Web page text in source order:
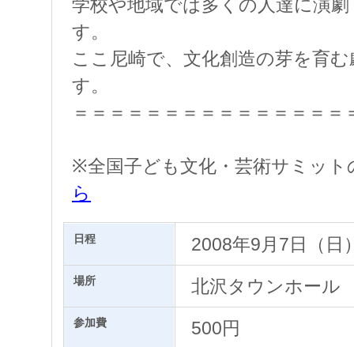
学校や地域では多くの人達に演
す。
ここ尼崎で、文化創造の芽を育
す。
＝＝＝＝＝＝＝＝＝＝＝＝＝＝
※全国子ども文化・芸術サミッ
ら
日程 2008年9月7日（日
場所 北沢タウンホール
参加費 500円